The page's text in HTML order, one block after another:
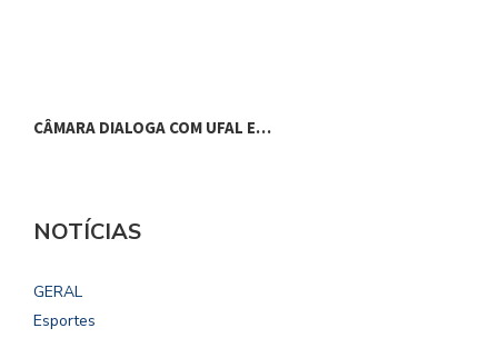
CÂMARA DIALOGA COM UFAL E…
NOTÍCIAS
GERAL
Esportes